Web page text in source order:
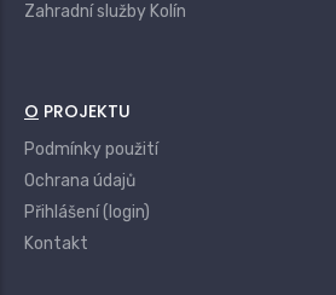
Zahradní služby Kolín
O PROJEKTU
Podmínky použití
Ochrana údajů
Přihlášení (login)
Kontakt